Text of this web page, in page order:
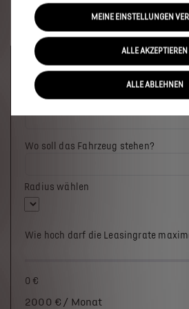
Welches Fahrzeug möchten Sie?
Wo soll das Fahrzeug stehen?
Radius wählen
Wie hoch darf die Leasingrate
0 €
2000 € / Monat
MEINE EINSTELLUNGEN
ALLE AKZEPTIEREN
ALLE ABLEHNEN